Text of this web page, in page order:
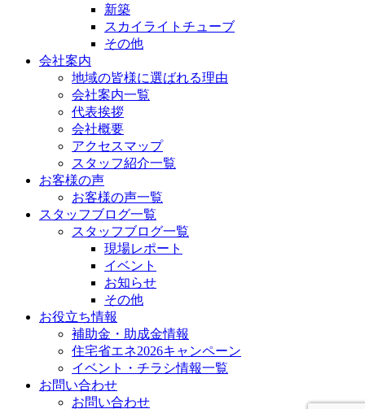
新築
スカイライトチューブ
その他
会社案内
地域の皆様に選ばれる理由
会社案内一覧
代表挨拶
会社概要
アクセスマップ
スタッフ紹介一覧
お客様の声
お客様の声一覧
スタッフブログ一覧
スタッフブログ一覧
現場レポート
イベント
お知らせ
その他
お役立ち情報
補助金・助成金情報
住宅省エネ2026キャンペーン
イベント・チラシ情報一覧
お問い合わせ
お問い合わせ